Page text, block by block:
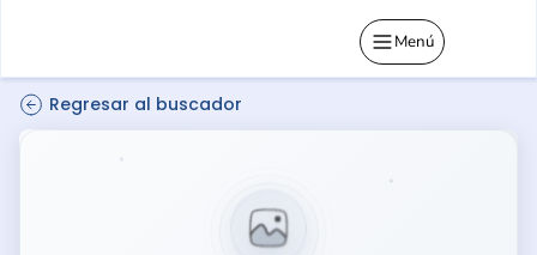
Menú
Regresar al buscador